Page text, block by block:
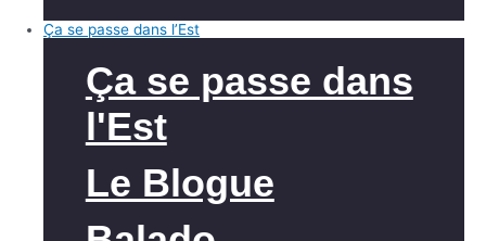
Ça se passe dans l’Est
Ça se passe dans
l'Est
Le Blogue